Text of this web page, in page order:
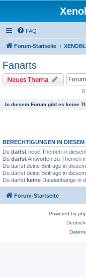
FAQ
Forum-Startseite
Fanarts
Neues Thema
0
In diesem Forum gibt es keine
BERECHTIGUNGEN IN
Du darfst neue Themen in
Du darfstAntworten zu Themen
Du darfst deine Beiträge in
Du darfst deine Beiträge in
Du darfst keine Dateianhänge in
Forum-Startseite
Powered by